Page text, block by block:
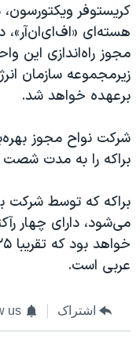
کریستوفر
هسته‌ای
مجوز را‌ه‌اندازی این
زیرمجموعه سازمان
برعهده خواهد شد.
شرکت نواح مجوز
براکه را به مدت شصت
براکه که توسط شرکت
عربی است.
اشتراک us